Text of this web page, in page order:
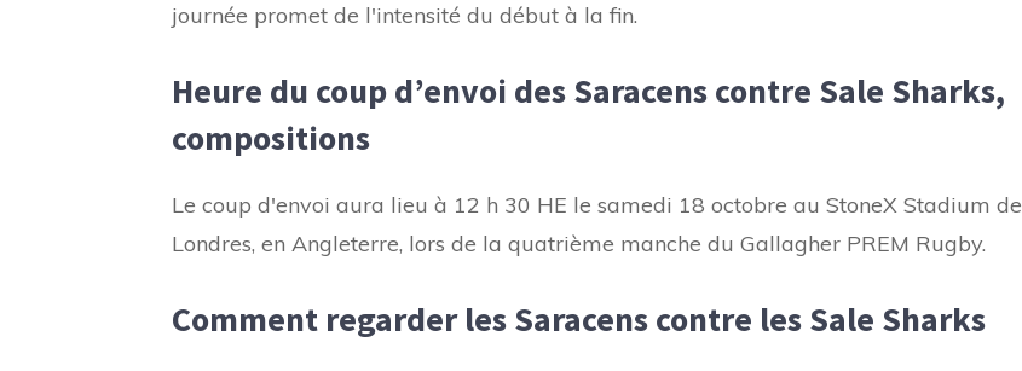
journée promet de l'intensité du début à la fin.
Heure du coup d’envoi des Saracens contre Sale Sharks,
compositions
Le coup d'envoi aura lieu à 12 h 30 HE le samedi 18 octobre au StoneX Stadium de
Londres, en Angleterre, lors de la quatrième manche du Gallagher PREM Rugby.
Comment regarder les Saracens contre les Sale Sharks